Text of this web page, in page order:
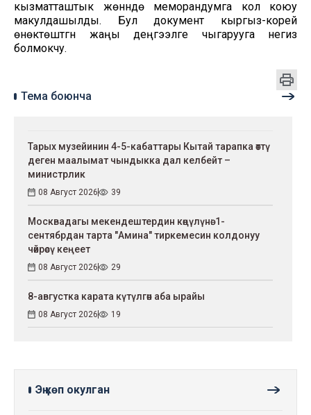
кызматташтык жөнүндө меморандумга кол коюу
макулдашылды. Бул документ кыргыз-корей
өнөктөштүгүн жаңы деңгээлге чыгарууга негиз
болмокчу.
Тема боюнча
Тарых музейинин 4-5-кабаттары Кытай тарапка өттү
деген маалымат чындыкка дал келбейт –
министрлик
08 Август 2026 39
Москвадагы мекендештердин көңүлүнө: 1-
сентябрдан тарта "Амина" тиркемесин колдонуу
чөйрөсү кеңеет
08 Август 2026 29
8-августка карата күтүлгөн аба ырайы
08 Август 2026 19
Эң көп окулган